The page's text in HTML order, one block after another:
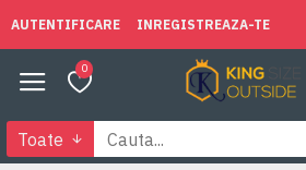
AUTENTIFICARE INREGISTREAZA-TE
0
Toate